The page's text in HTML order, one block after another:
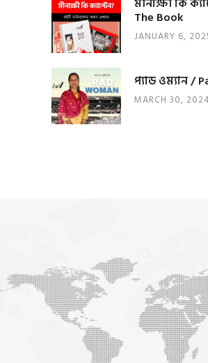
The Book
JANUARY 6,
প্যাড ওম্যান /
MARCH 30, 2024